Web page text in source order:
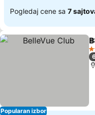
Pogledaj cene sa 7
Popularan izbor
3